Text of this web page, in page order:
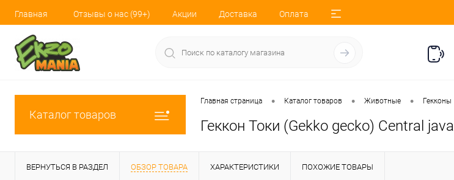
Главная Отзывы о нас (99+) Акции Доставка Оплата
Каталог товаров
Главная страница • Каталог товаров • Животные • Гекконы
Геккон Токи (Gekko gecko) Central java
ВЕРНУТЬСЯ В РАЗДЕЛ ОБЗОР ТОВАРА ХАРАКТЕРИСТИКИ ПОХОЖИЕ ТОВАРЫ